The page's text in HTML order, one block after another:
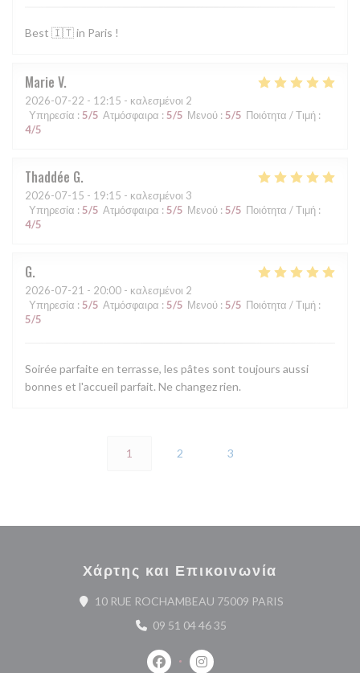
Best 🇮🇹 in Paris !
Marie V
2026-07-22 - 12:15 - καλεσμένοι 2
Υπηρεσία : 5/5 Ατμόσφαιρα : 5/5 Μενού : 5/5 Ποιότητα / Τιμή :
4/5
Thaddée G
2026-07-15 - 19:15 - καλεσμένοι 3
Υπηρεσία : 5/5 Ατμόσφαιρα : 5/5 Μενού : 5/5 Ποιότητα / Τιμή :
4/5
G
2026-07-21 - 20:00 - καλεσμένοι 2
Υπηρεσία : 5/5 Ατμόσφαιρα : 5/5 Μενού : 5/5 Ποιότητα / Τιμή :
5/5
Soirée parfaite en terrasse, les pâtes sont toujours aussi
bonnes et l'accueil parfait. Ne changez rien.
1 2 3
Χάρτης και Επικοινωνία
10 RUE ROCHAMBEAU 75009 PARIS
09 51 04 46 35
Facebook ((ανοίγει σε νέο
Instagram ((ανοίγει σε νέο